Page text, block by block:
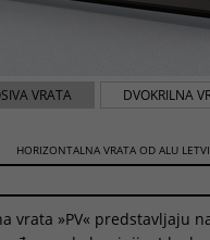
VRATA DVOKRILNA
HORIZONTALNA VRATA OD ALU
vrata »PV« predstavljaju